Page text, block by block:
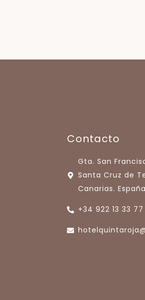
Contacto
Gta. San
Santa Cruz de
Canarias.
+34 922 13 33 77